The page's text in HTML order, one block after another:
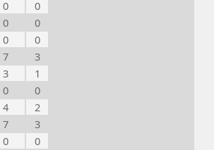
0
0
0
0
0
0
7
3
3
1
0
0
4
2
7
3
0
0